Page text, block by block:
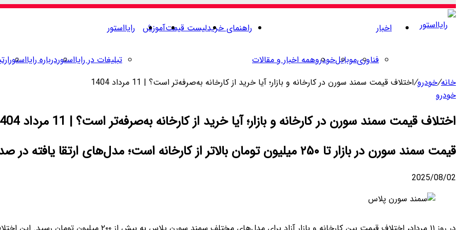
اخبار
فناوریموبایلخودروهمه اخبار و مقالات
راهنمای خریدلیست قیمتآموزش رایااستور
تبلیغات در رایااستوردرباره رایااستور
خانه/خودرو/اختلاف قیمت سمند سورن در کارخانه و بازار؛ آیا خرید از کارخانه به‌صرفه‌تر است؟ | 11 مرداد 1404
خودرو
اختلاف قیمت سمند سورن در کارخانه و بازار؛ آیا خرید از کارخانه به‌صرفه‌تر است؟ | 11 مرداد 1404
قیمت سمند سورن در بازار تا ۲۵۰ میلیون تومان بالاتر از کارخانه است؛ مدل‌های ارتقا یافته در صدر تقاضا قرار دارند.
2025/08/02